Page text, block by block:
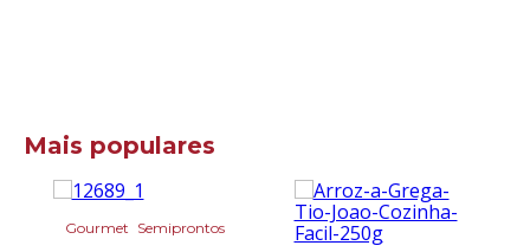
Mais populares
Gourmet Semiprontos